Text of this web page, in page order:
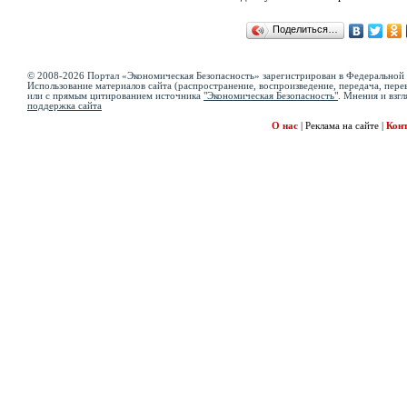
Поделиться…
© 2008-2026 Портал «Экономическая Безопасность» зарегистрирован в
Использование материалов сайта (распространение, воспроизведение, передача,
или с прямым цитированием источника "Экономическая Безопасность" . Мнения и
поддержка сайта
О нас
Реклама на сайте